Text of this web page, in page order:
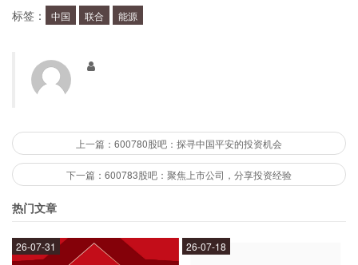
煤炭行业面临环保压力和市场萎缩，但中国联合能
公司加强了环保治理，提高了煤炭资源利用率，并
积极发展新能源业务。同时，该公司的财务状况也
中国联合能源存在哪些风险？
临的主要风险。此外，该公司还存在一些其他的风
标签： 中国 联合 能源
上一篇：600780股吧：探寻中国平安的投资机会
下一篇：600783股吧：聚焦上市公司，分享投资经验
热门文章
26-07-31 26-07-18